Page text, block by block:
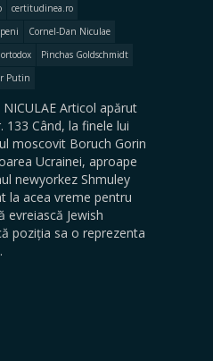
certitudinea.ro
Cornel-Dan Niculae
ortodox
Pinchas Goldschmidt
Putin
Articol apărut
133 Când, la finele lui
moscovit Boruch Gorin
Ucrainei, aproape
newyorkez Shmuley
la acea vreme pentru
evreiască Jewish
poziția sa o reprezenta